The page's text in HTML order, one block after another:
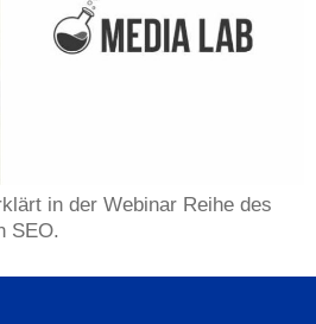
in der Webinar Reihe des
SEO.